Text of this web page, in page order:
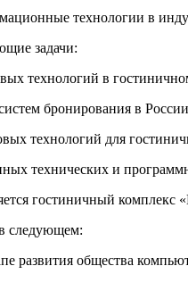
технологии в
задачи:
технологий в
бронирования в
технологий для
технических и
гостиничный комплекс
следующем:
развития общества